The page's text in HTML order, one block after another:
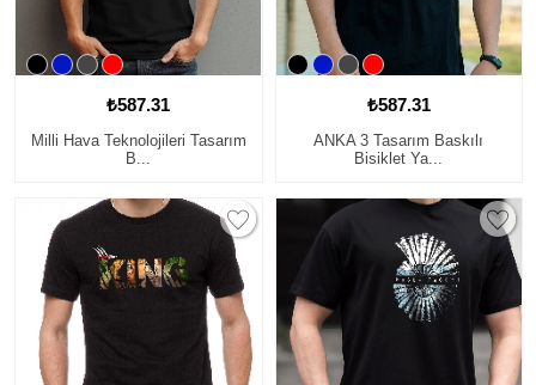
₺587.31
Milli Hava Teknolojileri Tasarım
B...
₺587.31
ANKA 3 Tasarım Baskılı
Bisiklet Ya...